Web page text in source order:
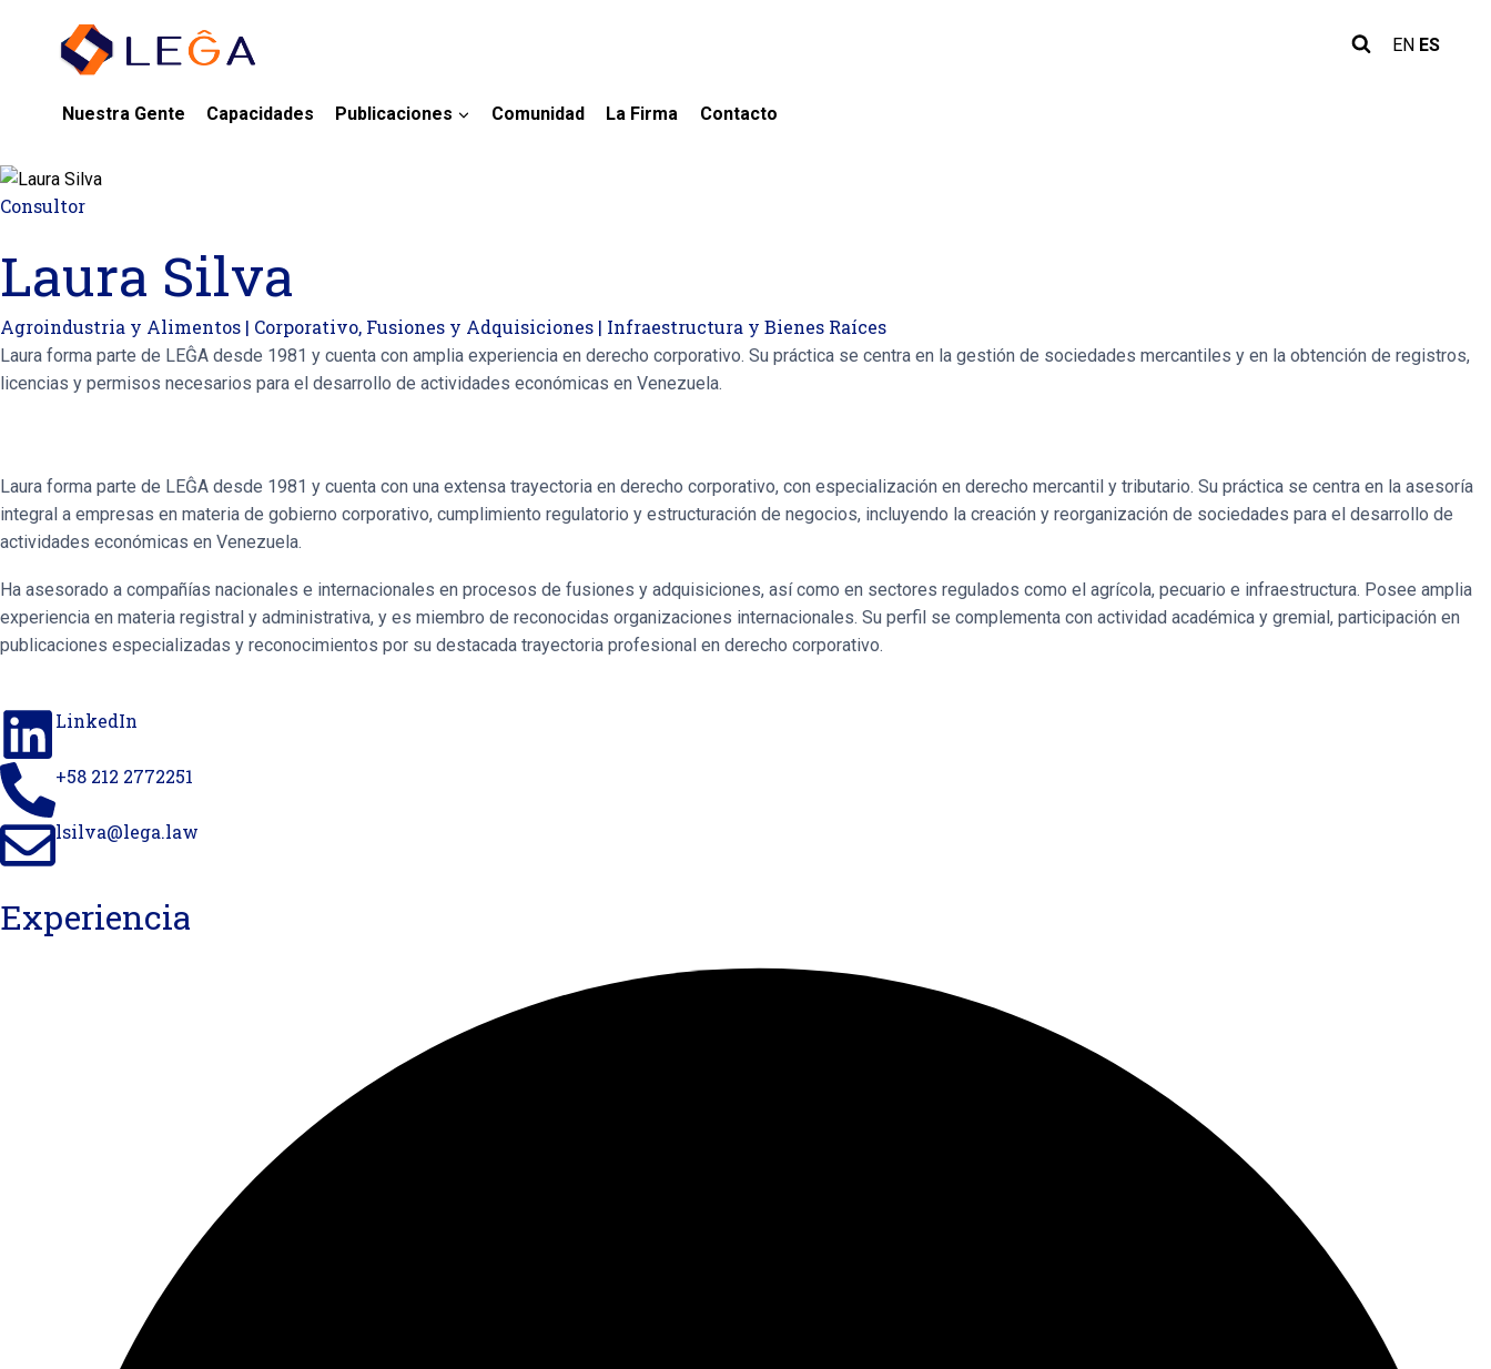
EN ES
Nuestra Gente Capacidades Publicaciones Comunidad La Firma Contacto
Consultor
Laura Silva
Agroindustria y Alimentos | Corporativo, Fusiones y Adquisiciones | Infraestructura y Bienes Raíces
Laura forma parte de LEĜA desde 1981 y cuenta con amplia experiencia en derecho corporativo. Su práctica se centra en la gestión de sociedades mercantiles y en la obtención de registros,
licencias y permisos necesarios para el desarrollo de actividades económicas en Venezuela.
Laura forma parte de LEĜA desde 1981 y cuenta con una extensa trayectoria en derecho corporativo, con especialización en derecho mercantil y tributario. Su práctica se centra en la asesoría
integral a empresas en materia de gobierno corporativo, cumplimiento regulatorio y estructuración de negocios, incluyendo la creación y reorganización de sociedades para el desarrollo de
actividades económicas en Venezuela.
Ha asesorado a compañías nacionales e internacionales en procesos de fusiones y adquisiciones, así como en sectores regulados como el agrícola, pecuario e infraestructura. Posee amplia
experiencia en materia registral y administrativa, y es miembro de reconocidas organizaciones internacionales. Su perfil se complementa con actividad académica y gremial, participación en
publicaciones especializadas y reconocimientos por su destacada trayectoria profesional en derecho corporativo.
LinkedIn
+58 212 2772251
lsilva@lega.law
Experiencia